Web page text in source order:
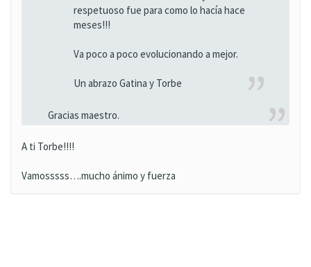
respetuoso fue para como lo hacía hace
meses!!!
Va poco a poco evolucionando a mejor.
Un abrazo Gatina y Torbe
Gracias maestro.
A ti Torbe!!!!
Vamosssss….mucho ánimo y fuerza